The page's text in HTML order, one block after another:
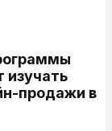
изучать
продажи в